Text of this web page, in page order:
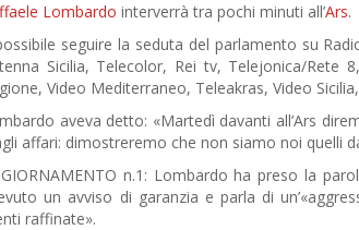
Lombardo interverrà tra pochi minuti all’Ars.
seguire la seduta del parlamento su
Sicilia, Telecolor, Rei tv, Telejonica/Rete
Video Mediterraneo, Teleakras, Video
aveva detto: «Martedì davanti all’Ars
affari: dimostreremo che non siamo noi quelli
n.1: Lombardo ha preso la
un avviso di garanzia e parla di
raffinate».